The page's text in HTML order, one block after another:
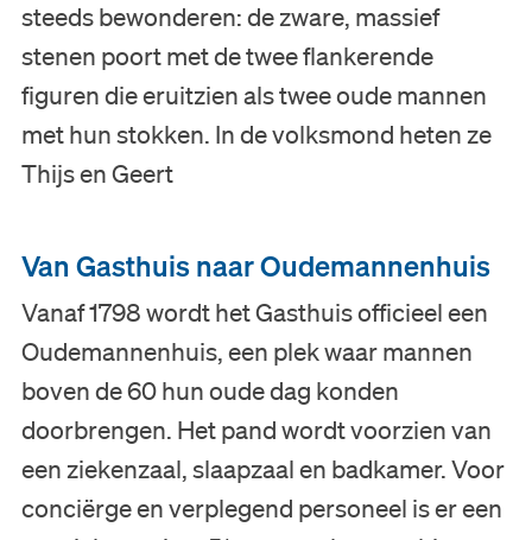
Bezoek
Collectie
Onderwijs
Steun ons
Zoeken
steeds bewonderen: de zware, massief
stenen poort met de twee flankerende
figuren die eruitzien als twee oude mannen
met hun stokken. In de volksmond heten ze
Thijs en Geert
Van Gasthuis naar Oudemannenhuis
Vanaf 1798 wordt het Gasthuis officieel een
Oudemannenhuis, een plek waar mannen
boven de 60 hun oude dag konden
doorbrengen. Het pand wordt voorzien van
een ziekenzaal, slaapzaal en badkamer. Voor
conciërge en verplegend personeel is er een